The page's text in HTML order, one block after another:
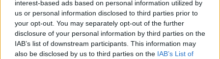
interest-based ads based on personal information utilized by
us or personal information disclosed to third parties prior to
your opt-out. You may separately opt-out of the further
disclosure of your personal information by third parties on the
IAB’s list of downstream participants. This information may
also be disclosed by us to third parties on the IAB’s List of
Únete a nuestra comunidad y
mantente informada de
nuestras novedades